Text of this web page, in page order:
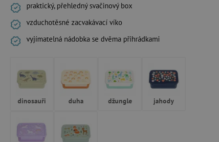
praktický, přehledný svačinový box
vzduchotěsné zacvakávací víko
vyjímatelná nádobka se dvěma přihrádkami
dinosauři duha džungle jahody